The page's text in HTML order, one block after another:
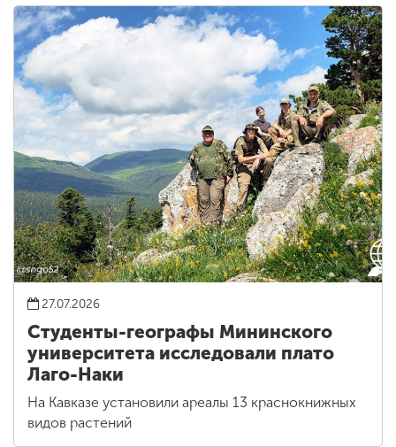
27.07.2026
Студенты-географы Мининского
университета исследовали плато
Лаго-Наки
На Кавказе установили ареалы 13 краснокнижных
видов растений